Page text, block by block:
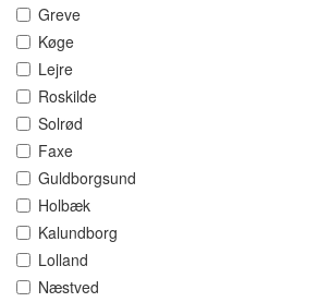
Greve
Køge
Lejre
Roskilde
Solrød
Faxe
Guldborgsund
Holbæk
Kalundborg
Lolland
Næstved